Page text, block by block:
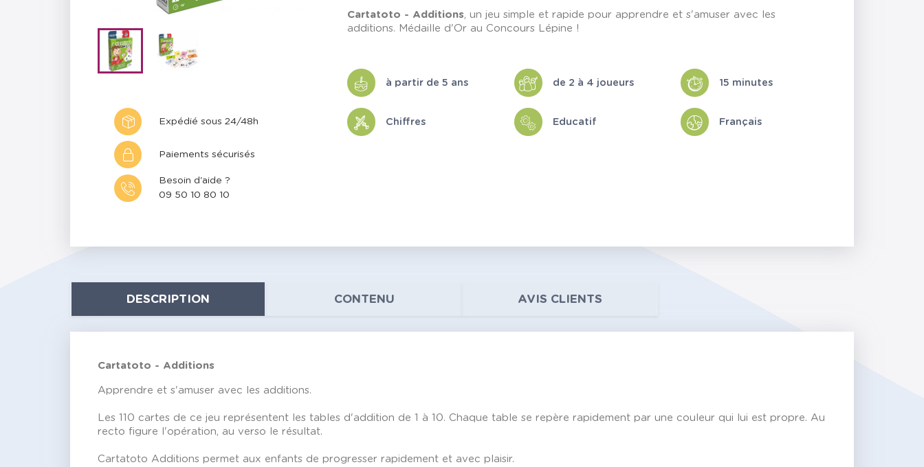
Expédié sous 24/48h
Paiements sécurisés
Besoin d'aide ?
09 50 10 80 10
Cartatoto - Additions, un jeu simple et rapide pour apprendre et s'amuser avec les
additions. Médaille d'Or au Concours Lépine !
à partir de 5 ans de 2 à 4 joueurs 15 minutes
Chiffres Educatif Français
DESCRIPTION CONTENU AVIS CLIENTS
Cartatoto - Additions
Apprendre et s'amuser avec les additions.
Les 110 cartes de ce jeu représentent les tables d'addition de 1 à 10. Chaque table se repère rapidement par une couleur qui lui est propre. Au
recto figure l'opération, au verso le résultat.
Cartatoto Additions permet aux enfants de progresser rapidement et avec plaisir.